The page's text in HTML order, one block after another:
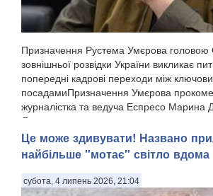
Призначення Рустема Умєрова головою
зовнішньої розвідки України викликає
попередні кадрові переходи між
посадамиПризначення Умєрова
журналістка та ведуча Еспресо Марина
Ярмолаєва у п...
Це може здивувати! Названо
найбільше "мотає" світло вдома
субота, 4 липень 2026, 21:04